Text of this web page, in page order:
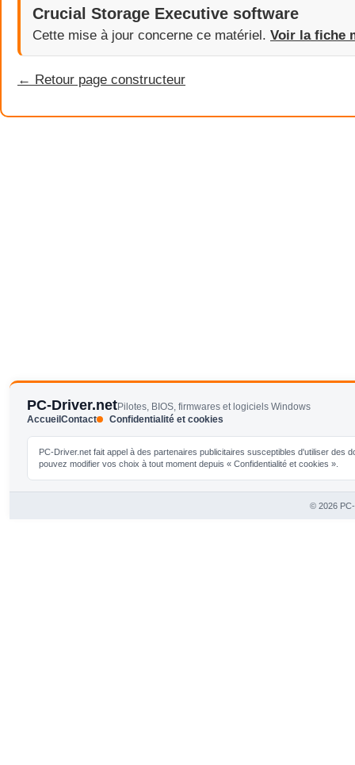
Crucial Storage Executive software
Cette mise à jour concerne ce matériel. Voir la fiche
← Retour page constructeur
PC-Driver.netPilotes, BIOS, firmwares et logiciels Windows
AccueilContact Confidentialité et cookies
PC-Driver.net fait appel à des partenaires publicitaires susceptibles d'utiliser
pouvez modifier vos choix à tout moment depuis « Confidentialité et cookies ».
© 2026